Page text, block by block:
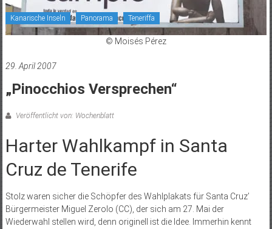
Kanarische Inseln Panorama Teneriffa
© Moisés Pérez
29. April 2007
„Pinocchios Versprechen“
Veröffentlicht von: Wochenblatt
Harter Wahlkampf in Santa
Cruz de Tenerife
Stolz waren sicher die Schöpfer des Wahlplakats für Santa Cruz’
Bürgermeister Miguel Zerolo (CC), der sich am 27. Mai der
Wiederwahl stellen wird, denn originell ist die Idee. Immerhin kennt